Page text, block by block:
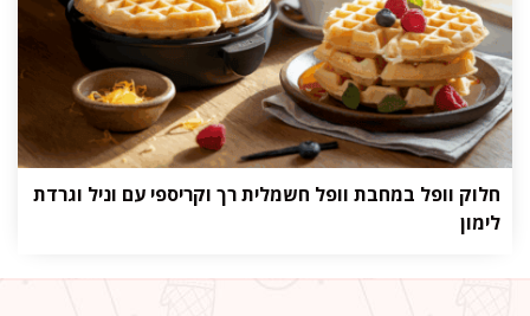
חלוק וופל במחבת וופל חשמלית רך וקריספי עם וניל וגרדת
לימון